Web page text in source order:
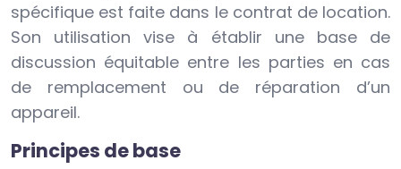
spécifique est faite dans le contrat de location.
Son utilisation vise à établir une base de
discussion équitable entre les parties en cas
de remplacement ou de réparation d’un
appareil.
Principes de base